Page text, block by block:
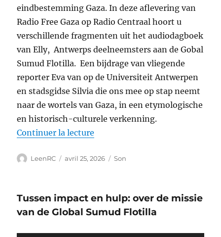
eindbestemming Gaza. In deze aflevering van
Radio Free Gaza op Radio Centraal hoort u
verschillende fragmenten uit het audiodagboek
van Elly, Antwerps deelneemsters aan de Gobal
Sumud Flotilla. Een bijdrage van vliegende
reporter Eva van op de Universiteit Antwerpen
en stadsgidse Silvia die ons mee op stap neemt
naar de wortels van Gaza, in een etymologische
en historisch-culturele verkenning.
Continuer la lecture
Auteur
LeenRC
Publié
avril 25, 2026 Format
Son
Tussen impact en hulp: over de missie
van de Global Sumud Flotilla